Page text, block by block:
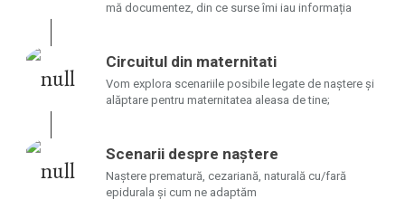
mă documentez, din ce surse îmi iau informația
Circuitul din maternitati
Vom explora scenariile posibile legate de naștere și
alăptare pentru maternitatea aleasa de tine;
Scenarii despre naștere
Naștere prematură, cezariană, naturală cu/fară
epidurala și cum ne adaptăm